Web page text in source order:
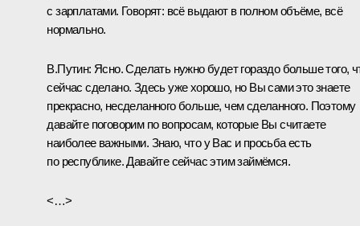
с зарплатами. Говорят: всё выдают в полном объёме, всё
нормально.
В.Путин: Ясно. Сделать нужно будет гораздо больше того,
сейчас сделано. Здесь уже хорошо, но Вы сами это знаете
прекрасно, несделанного больше, чем сделанного. Поэтому
давайте поговорим по вопросам, которые Вы считаете
наиболее важными. Знаю, что у Вас и просьба есть
по республике. Давайте сейчас этим займёмся.
<…>